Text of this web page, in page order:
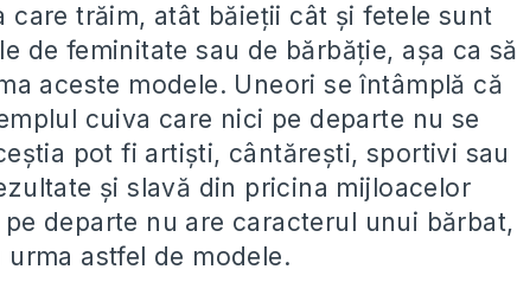
care trăim, atât băieţii cât şi fetele sunt
de feminitate sau de bărbăţie, aşa ca să
aceste modele. Uneori se întâmplă că
cuiva care nici pe departe nu se
pot fi artişti, cântăreşti, sportivi sau
şi slavă din pricina mijloacelor
departe nu are caracterul unui bărbat,
astfel de modele.